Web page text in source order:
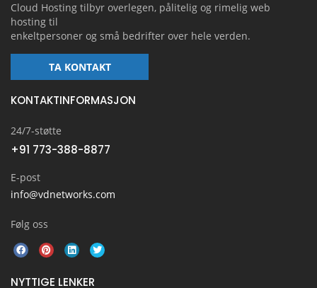
Cloud Hosting tilbyr overlegen, pålitelig og rimelig web
hosting til
enkeltpersoner og små bedrifter over hele verden.
TA KONTAKT
KONTAKTINFORMASJON
24/7-støtte
+91 773-388-8877
E-post
info@vdnetworks.com
Følg oss
NYTTIGE LENKER